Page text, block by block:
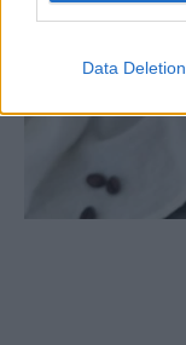
Data Deletion